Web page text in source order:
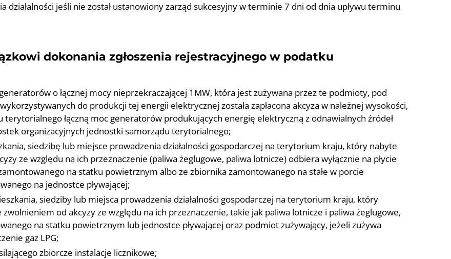
działalności jeśli nie został ustanowiony zarząd sukcesyjny w terminie 7 dni od dnia upływu terminu
dokonania zgłoszenia rejestracyjnego w podatku
o łącznej mocy nieprzekraczającej 1MW, która jest zużywana przez te podmioty, pod
do produkcji tej energii elektrycznej została zapłacona akcyza w należnej wysokości,
łączną moc generatorów produkujących energię elektryczną z odnawialnych źródeł
organizacyjnych jednostki samorządu terytorialnego;
siedzibę lub miejsce prowadzenia działalności gospodarczej na terytorium kraju, który nabyte
ze względu na ich przeznaczenie (paliwa żeglugowe, paliwa lotnicze) odbiera wyłącznie na płycie
na statku powietrznym albo ze zbiornika zamontowanego na stałe w porcie
na jednostce pływającej;
siedziby lub miejsca prowadzenia działalności gospodarczej na terytorium kraju, który
od akcyzy ze względu na ich przeznaczenie, takie jak paliwa lotnicze i paliwa żeglugowe,
na statku powietrznym lub jednostce pływającej oraz podmiot zużywający, jeżeli zużywa
gaz LPG;
zbiorcze instalacje licznikowe;